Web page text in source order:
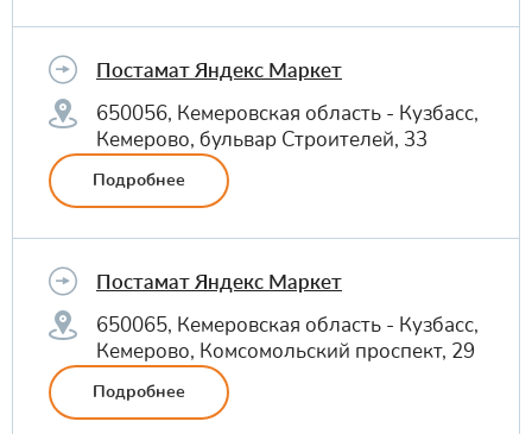
Постамат Яндекс Маркет
650056, Кемеровская область - Кузбасс,
Кемерово, бульвар Строителей, 33
Подробнее
Постамат Яндекс Маркет
650065, Кемеровская область - Кузбасс,
Кемерово, Комсомольский проспект, 29
Подробнее